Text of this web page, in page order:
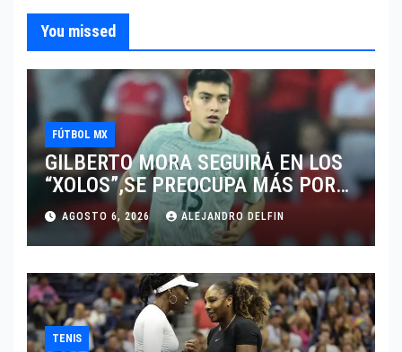
You missed
FÚTBOL MX
GILBERTO MORA SEGUIRÁ EN LOS
“XOLOS”,SE PREOCUPA MÁS POR
JUGAR EN SU EQUIPO.
AGOSTO 6, 2026 ALEJANDRO DELFIN
TENIS